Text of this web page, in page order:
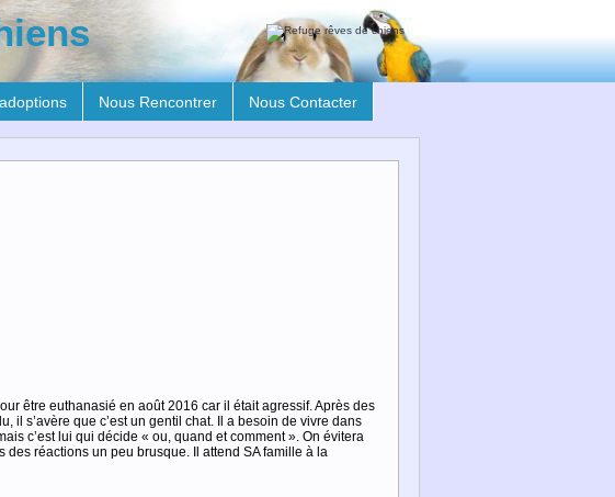
Nous Rencontrer Nous Contacter
être euthanasié en août 2016 car il était agressif. Après des
il s’avère que c’est un gentil chat. Il a besoin de vivre dans
c’est lui qui décide « ou, quand et comment ». On évitera
réactions un peu brusque. Il attend SA famille à la